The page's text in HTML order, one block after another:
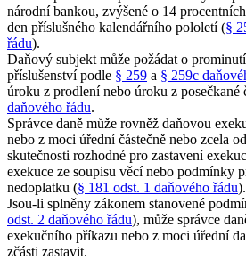
národní bankou, zvýšené o 14
den příslušného kalendářního pololetí (§
řádu).
Daňový subjekt může požádat o
příslušenství podle § 259 a § 259c
úroku z prodlení nebo úroku z posečkané
daňového řádu.
Správce daně může rovněž daňovou
nebo z moci úřední částečně nebo zcela
skutečnosti rozhodné pro zastavení
exekuce ze soupisu věcí nebo podmínky
nedoplatku (§ 181 odst. 1 daňového řádu).
Jsou-li splněny zákonem stanovené
odst. 2 daňového řádu), může správce
exekučního příkazu nebo z moci úřední
zčásti zastavit.